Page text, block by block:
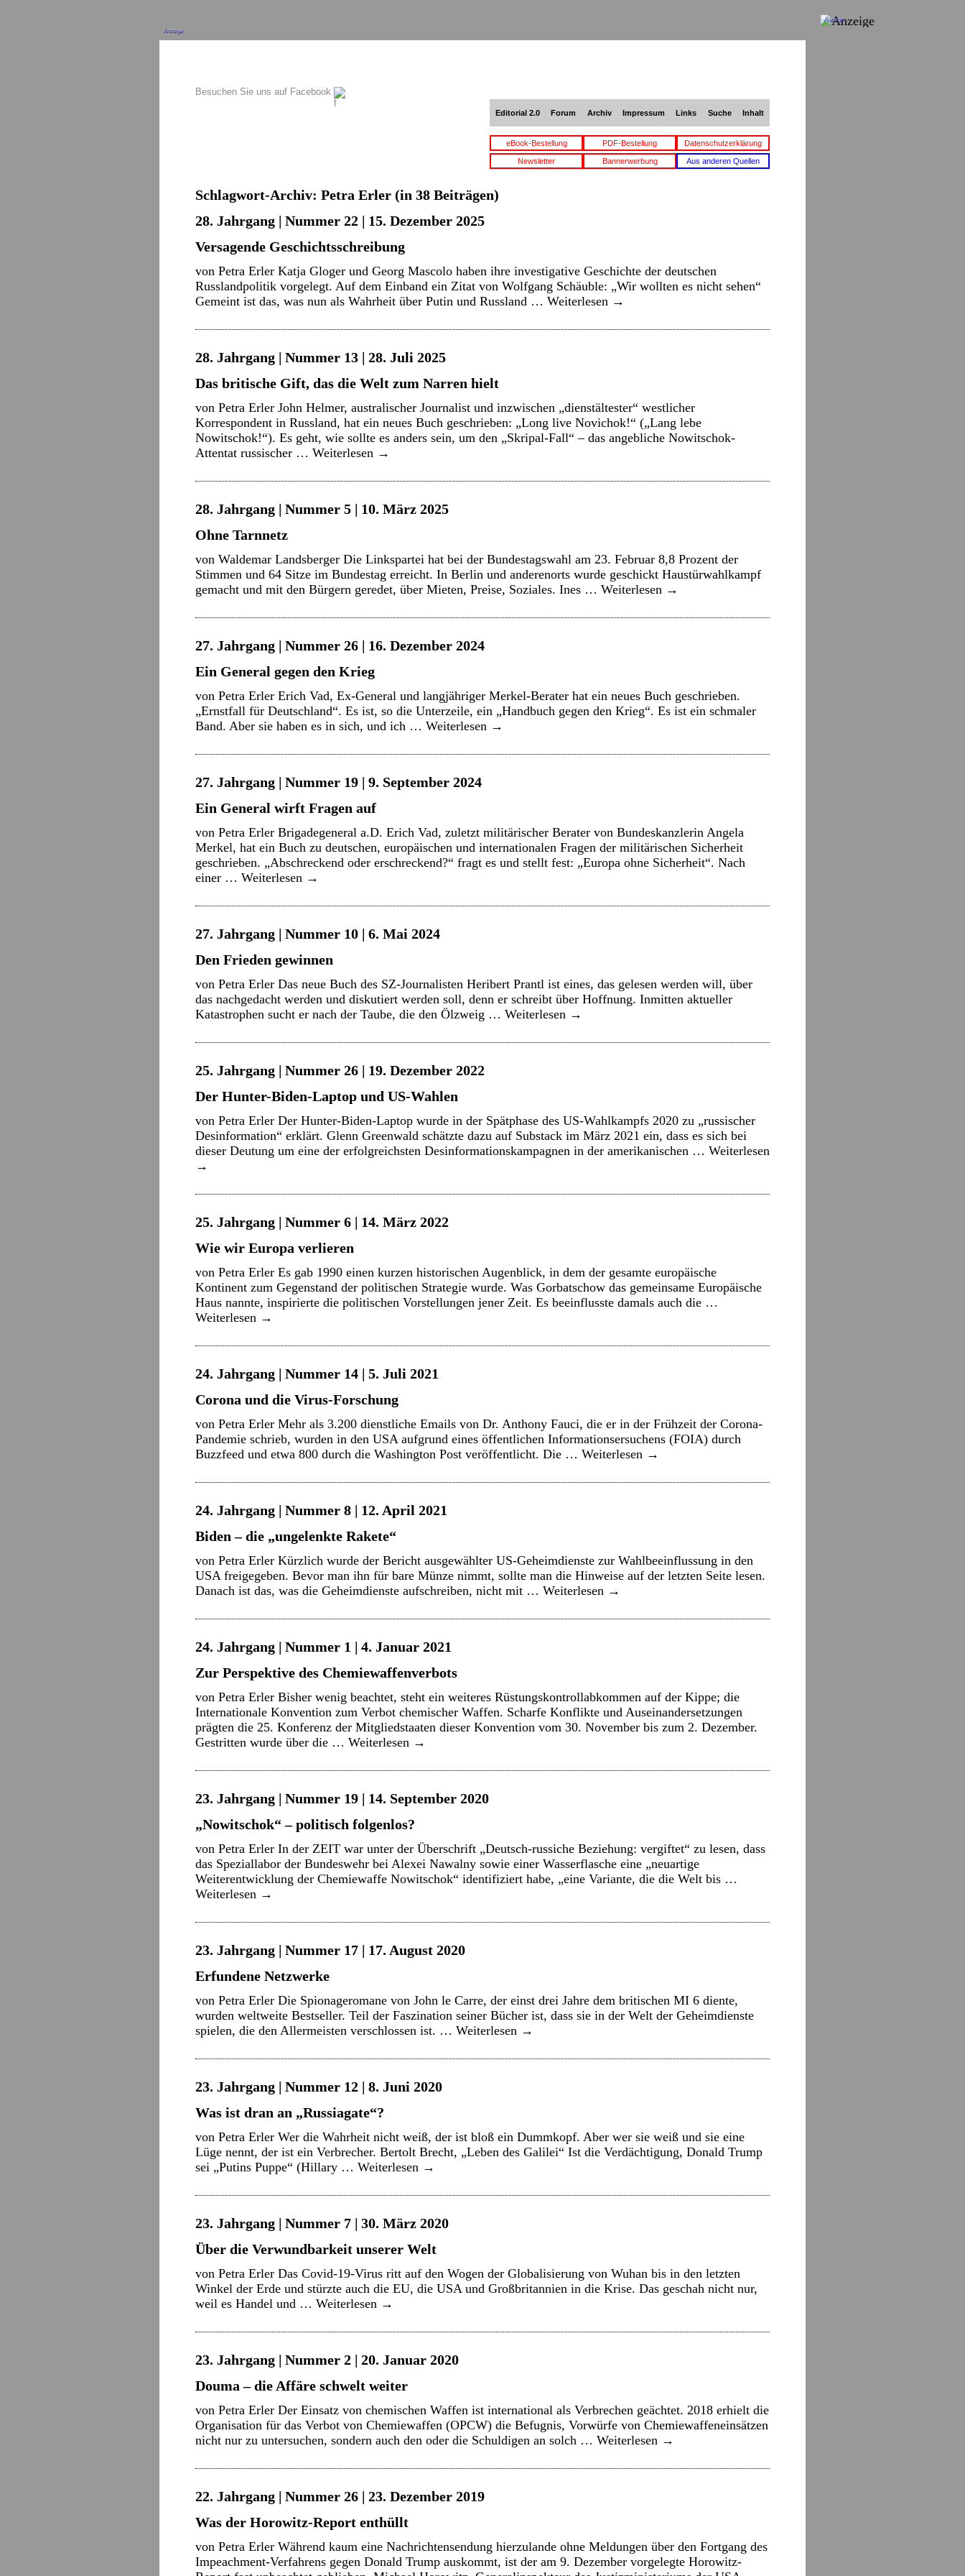
Anzeige
Besuchen Sie uns auf Facebook
Editorial 2.0 Forum Archiv Impressum Links Suche Inhalt
eBook-Bestellung PDF-Bestellung Datenschutzerklärung
Newsletter Bannerwerbung Aus anderen Quellen
Schlagwort-Archiv: Petra Erler (in 38 Beiträgen)
28. Jahrgang | Nummer 22 | 15. Dezember 2025
Versagende Geschichtsschreibung
von Petra Erler Katja Gloger und Georg Mascolo haben ihre investigative Geschichte der deutschen
Russlandpolitik vorgelegt. Auf dem Einband ein Zitat von Wolfgang Schäuble: „Wir wollten es nicht sehen“
Gemeint ist das, was nun als Wahrheit über Putin und Russland … Weiterlesen →
28. Jahrgang | Nummer 13 | 28. Juli 2025
Das britische Gift, das die Welt zum Narren hielt
von Petra Erler John Helmer, australischer Journalist und inzwischen „dienstältester“ westlicher
Korrespondent in Russland, hat ein neues Buch geschrieben: „Long live Novichok!“ („Lang lebe
Nowitschok!“). Es geht, wie sollte es anders sein, um den „Skripal-Fall“ – das angebliche Nowitschok-
Attentat russischer … Weiterlesen →
28. Jahrgang | Nummer 5 | 10. März 2025
Ohne Tarnnetz
von Waldemar Landsberger Die Linkspartei hat bei der Bundestagswahl am 23. Februar 8,8 Prozent der
Stimmen und 64 Sitze im Bundestag erreicht. In Berlin und anderenorts wurde geschickt Haustürwahlkampf
gemacht und mit den Bürgern geredet, über Mieten, Preise, Soziales. Ines … Weiterlesen →
27. Jahrgang | Nummer 26 | 16. Dezember 2024
Ein General gegen den Krieg
von Petra Erler Erich Vad, Ex-General und langjähriger Merkel-Berater hat ein neues Buch geschrieben.
„Ernstfall für Deutschland“. Es ist, so die Unterzeile, ein „Handbuch gegen den Krieg“. Es ist ein schmaler
Band. Aber sie haben es in sich, und ich … Weiterlesen →
27. Jahrgang | Nummer 19 | 9. September 2024
Ein General wirft Fragen auf
von Petra Erler Brigadegeneral a.D. Erich Vad, zuletzt militärischer Berater von Bundeskanzlerin Angela
Merkel, hat ein Buch zu deutschen, europäischen und internationalen Fragen der militärischen Sicherheit
geschrieben. „Abschreckend oder erschreckend?“ fragt es und stellt fest: „Europa ohne Sicherheit“. Nach
einer … Weiterlesen →
27. Jahrgang | Nummer 10 | 6. Mai 2024
Den Frieden gewinnen
von Petra Erler Das neue Buch des SZ-Journalisten Heribert Prantl ist eines, das gelesen werden will, über
das nachgedacht werden und diskutiert werden soll, denn er schreibt über Hoffnung. Inmitten aktueller
Katastrophen sucht er nach der Taube, die den Ölzweig … Weiterlesen →
25. Jahrgang | Nummer 26 | 19. Dezember 2022
Der Hunter-Biden-Laptop und US-Wahlen
von Petra Erler Der Hunter-Biden-Laptop wurde in der Spätphase des US-Wahlkampfs 2020 zu „russischer
Desinformation“ erklärt. Glenn Greenwald schätzte dazu auf Substack im März 2021 ein, dass es sich bei
dieser Deutung um eine der erfolgreichsten Desinformationskampagnen in der amerikanischen … Weiterlesen
→
25. Jahrgang | Nummer 6 | 14. März 2022
Wie wir Europa verlieren
von Petra Erler Es gab 1990 einen kurzen historischen Augenblick, in dem der gesamte europäische
Kontinent zum Gegenstand der politischen Strategie wurde. Was Gorbatschow das gemeinsame Europäische
Haus nannte, inspirierte die politischen Vorstellungen jener Zeit. Es beeinflusste damals auch die …
Weiterlesen →
24. Jahrgang | Nummer 14 | 5. Juli 2021
Corona und die Virus-Forschung
von Petra Erler Mehr als 3.200 dienstliche Emails von Dr. Anthony Fauci, die er in der Frühzeit der Corona-
Pandemie schrieb, wurden in den USA aufgrund eines öffentlichen Informationsersuchens (FOIA) durch
Buzzfeed und etwa 800 durch die Washington Post veröffentlicht. Die … Weiterlesen →
24. Jahrgang | Nummer 8 | 12. April 2021
Biden – die „ungelenkte Rakete“
von Petra Erler Kürzlich wurde der Bericht ausgewählter US-Geheimdienste zur Wahlbeeinflussung in den
USA freigegeben. Bevor man ihn für bare Münze nimmt, sollte man die Hinweise auf der letzten Seite lesen.
Danach ist das, was die Geheimdienste aufschreiben, nicht mit … Weiterlesen →
24. Jahrgang | Nummer 1 | 4. Januar 2021
Zur Perspektive des Chemiewaffenverbots
von Petra Erler Bisher wenig beachtet, steht ein weiteres Rüstungskontrollabkommen auf der Kippe; die
Internationale Konvention zum Verbot chemischer Waffen. Scharfe Konflikte und Auseinandersetzungen
prägten die 25. Konferenz der Mitgliedstaaten dieser Konvention vom 30. November bis zum 2. Dezember.
Gestritten wurde über die … Weiterlesen →
23. Jahrgang | Nummer 19 | 14. September 2020
„Nowitschok“ – politisch folgenlos?
von Petra Erler In der ZEIT war unter der Überschrift „Deutsch-russiche Beziehung: vergiftet“ zu lesen, dass
das Speziallabor der Bundeswehr bei Alexei Nawalny sowie einer Wasserflasche eine „neuartige
Weiterentwicklung der Chemiewaffe Nowitschok“ identifiziert habe, „eine Variante, die die Welt bis …
Weiterlesen →
23. Jahrgang | Nummer 17 | 17. August 2020
Erfundene Netzwerke
von Petra Erler Die Spionageromane von John le Carre, der einst drei Jahre dem britischen MI 6 diente,
wurden weltweite Bestseller. Teil der Faszination seiner Bücher ist, dass sie in der Welt der Geheimdienste
spielen, die den Allermeisten verschlossen ist. … Weiterlesen →
23. Jahrgang | Nummer 12 | 8. Juni 2020
Was ist dran an „Russiagate“?
von Petra Erler Wer die Wahrheit nicht weiß, der ist bloß ein Dummkopf. Aber wer sie weiß und sie eine
Lüge nennt, der ist ein Verbrecher. Bertolt Brecht, „Leben des Galilei“ Ist die Verdächtigung, Donald Trump
sei „Putins Puppe“ (Hillary … Weiterlesen →
23. Jahrgang | Nummer 7 | 30. März 2020
Über die Verwundbarkeit unserer Welt
von Petra Erler Das Covid-19-Virus ritt auf den Wogen der Globalisierung von Wuhan bis in den letzten
Winkel der Erde und stürzte auch die EU, die USA und Großbritannien in die Krise. Das geschah nicht nur,
weil es Handel und … Weiterlesen →
23. Jahrgang | Nummer 2 | 20. Januar 2020
Douma – die Affäre schwelt weiter
von Petra Erler Der Einsatz von chemischen Waffen ist international als Verbrechen geächtet. 2018 erhielt die
Organisation für das Verbot von Chemiewaffen (OPCW) die Befugnis, Vorwürfe von Chemiewaffeneinsätzen
nicht nur zu untersuchen, sondern auch den oder die Schuldigen an solch … Weiterlesen →
22. Jahrgang | Nummer 26 | 23. Dezember 2019
Was der Horowitz-Report enthüllt
von Petra Erler Während kaum eine Nachrichtensendung hierzulande ohne Meldungen über den Fortgang des
Impeachment-Verfahrens gegen Donald Trump auskommt, ist der am 9. Dezember vorgelegte Horowitz-
Anzeige